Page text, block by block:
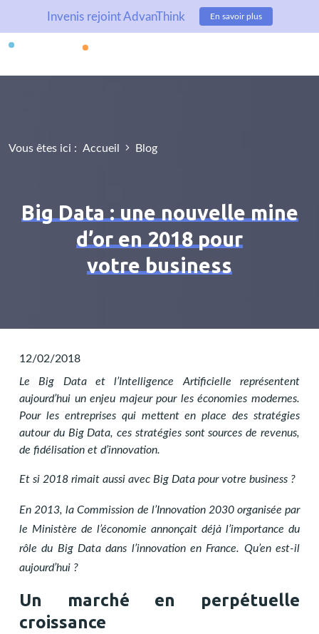
Invenis rejoint AdvanThink En savoir plus
Vous êtes ici : Accueil Blog
Big Data : une nouvelle mine
d’or en 2018 pour
votre business
12/02/2018
Le Big Data et l’Intelligence Artificielle représentent
aujourd’hui un enjeu majeur pour les économies modernes.
Pour les entreprises qui mettent en place des stratégies
autour du Big Data, ces stratégies sont sources de revenus,
de fidélisation et d’innovation.
Et si 2018 rimait aussi avec Big Data pour votre business ?
En 2013, la Commission de l’Innovation 2030 organisée par
le Ministère de l’économie annonçait déjà l’importance du
rôle du Big Data dans l’innovation en France. Qu’en est-il
aujourd’hui ?
Un marché en perpétuelle
croissance